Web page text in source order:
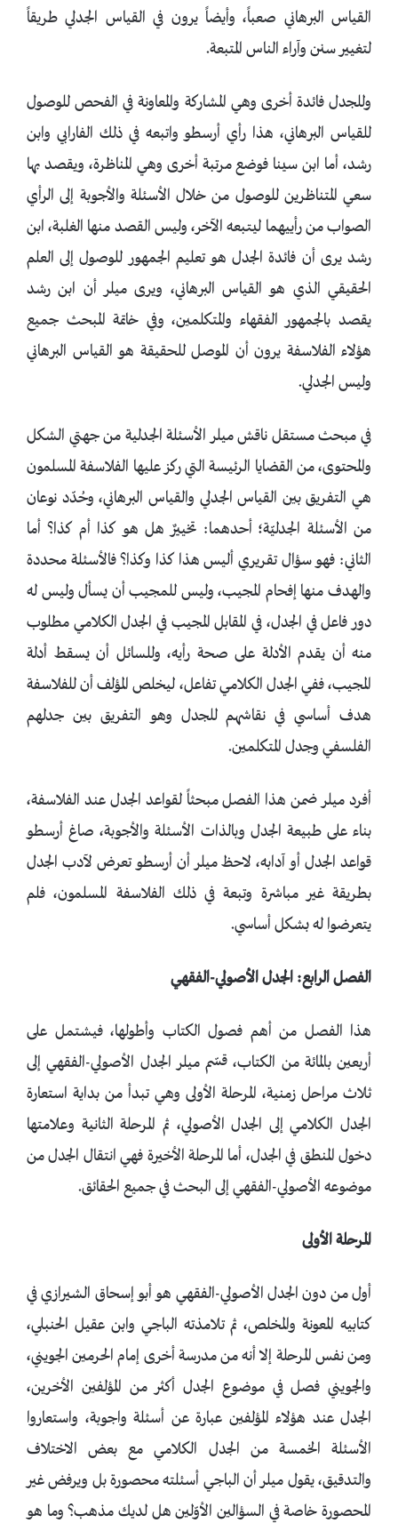
القياس البرهاني صعباً، وأيضاً يرون في القياس الجدلي طريقاً
لتغيير سنن وآراء الناس المتبعة.
وللجدل فائدة أخرى وهي المشاركة والمعاونة في الفحص للوصول
للقياس البرهاني، هذا رأي أرسطو واتبعه في ذلك الفارابي وابن
رشد، أما ابن سينا فوضع مرتبة أخرى وهي المناظرة، ويقصد بها
سعي المتناظرين للوصول من خلال الأسئلة والأجوبة إلى الرأي
الصواب من رأييهما ليتبعه الآخر، وليس القصد منها الغلبة، ابن
رشد يرى أن فائدة الجدل هو تعليم الجمهور للوصول إلى العلم
الحقيقي الذي هو القياس البرهاني، ويرى ميلر أن ابن رشد
يقصد بالجمهور الفقهاء والمتكلمين، وفي خاتمة المبحث جميع
هؤلاء الفلاسفة يرون أن الموصل للحقيقة هو القياس البرهاني
وليس الجدلي.
في مبحث مستقل ناقش ميلر الأسئلة الجدلية من جهتي الشكل
والمحتوى، من القضايا الرئيسة التي ركز عليها الفلاسفة المسلمون
هي التفريق بين القياس الجدلي والقياس البرهاني، وحُدّد نوعان
من الأسئلة الجدليّة؛ أحدهما: تخييرٌ هل هو كذا أم كذا؟ أما
الثاني: فهو سؤال تقريري أليس هذا كذا وكذا؟ فالأسئلة محددة
والهدف منها إفحام المجيب، وليس للمجيب أن يسأل وليس له
دور فاعل في الجدل، في المقابل المجيب في الجدل الكلامي مطلوب
منه أن يقدم الأدلة على صحة رأيه، وللسائل أن يسقط أدلة
المجيب، ففي الجدل الكلامي تفاعل، ليخلص المؤلف أن للفلاسفة
هدف أساسي في نقاشهم للجدل وهو التفريق بين جدلهم
الفلسفي وجدل المتكلمين.
أفرد ميلر ضمن هذا الفصل مبحثاً لقواعد الجدل عند الفلاسفة،
بناء على طبيعة الجدل وبالذات الأسئلة والأجوبة، صاغ أرسطو
قواعد الجدل أو آدابه، لاحظ ميلر أن أرسطو تعرض لآدب الجدل
بطريقة غير مباشرة وتبعة في ذلك الفلاسفة المسلمون، فلم
يتعرضوا له بشكل أساسي.
الفصل الرابع: الجدل الأصولي-الفقهي
هذا الفصل من أهم فصول الكتاب وأطولها، فيشتمل على
أربعين بالمائة من الكتاب، قسّم ميلر الجدل الأصولي-الفقهي إلى
ثلاث مراحل زمنية، المرحلة الأولى وهي تبدأ من بداية استعارة
الجدل الكلامي إلى الجدل الأصولي، ثم المرحلة الثانية وعلامتها
دخول المنطق في الجدل، أما المرحلة الأخيرة فهي انتقال الجدل من
موضوعه الأصولي-الفقهي إلى البحث في جميع الحقائق.
المرحلة الأولى
أول من دون الجدل الأصولي-الفقهي هو أبو إسحاق الشيرازي في
كتابيه المعونة والمخلص، ثم تلامذته الباجي وابن عقيل الحنبلي،
ومن نفس المرحلة إلا أنه من مدرسة أخرى إمام الحرمين الجويني،
والجويني فصل في موضوع الجدل أكثر من المؤلفين الأخرين،
الجدل عند هؤلاء المؤلفين عبارة عن أسئلة واجوبة، واستعاروا
الأسئلة الخمسة من الجدل الكلامي مع بعض الاختلاف
والتدقيق، يقول ميلر أن الباجي أسئلته محصورة بل ويرفض غير
المحصورة خاصة في السؤالين الأوّلين هل لديك مذهب؟ وما هو